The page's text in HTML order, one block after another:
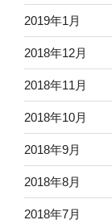
2019年1月
2018年12月
2018年11月
2018年10月
2018年9月
2018年8月
2018年7月